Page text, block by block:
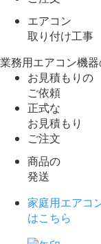
エアコン
取り付け工事
業務用エアコン機
お見積もりの
ご依頼
正式な
お見積もり
ご注文
商品の
発送
家庭用エアコ
はこちら